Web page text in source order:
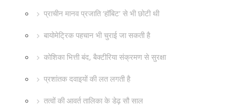
प्राचीन मानव प्रजाति ‘हॉबिट’ से भी छोटी थी
बायोमेट्रिक पहचान भी चुराई जा सकती है
कोशिका भित्ती बंद, बैक्टीरिया संक्रमण से सुरक्षा
प्रशांतक दवाइयों की लत लगती है
तत्वों की आवर्त तालिका के डेढ़ सौ साल